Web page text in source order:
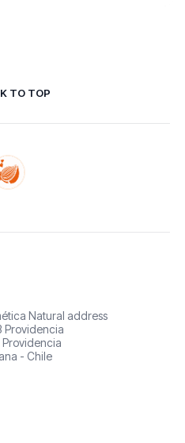
TO TOP
Natural address
Providencia
- Chile